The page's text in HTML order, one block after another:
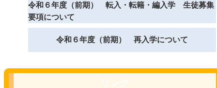
令和６年度（前期） 転入・転籍・編入学 生徒募集
要項について
令和６年度（前期） 再入学について